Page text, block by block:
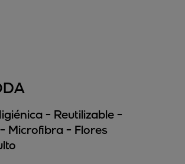
- Reutilizable -
Microfibra - Flores